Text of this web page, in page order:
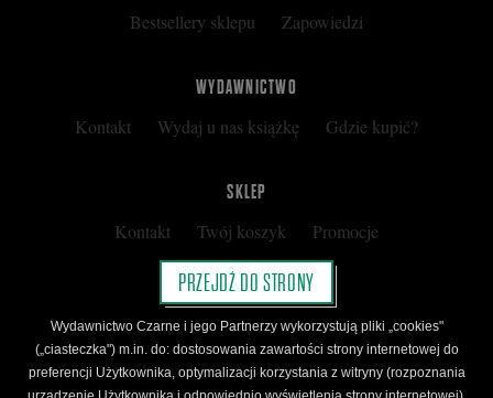
Bestsellery sklepu
Zapowiedzi
WYDAWNICTWO
Kontakt Wydaj u nas książkę Gdzie kupić?
SKLEP
Kontakt Twój koszyk
Promocje
Kup kartę podarunkową
Nota prawna
Regulamin
Polityka prywatności
Regulamin Klubu Czarnego
Regulamin Karty Podarunkowej
PRZEJDŹ DO STRONY
Wydawnictwo Czarne i jego Partnerzy wykorzystują pliki „cookies"
(„ciasteczka") m.in. do: dostosowania zawartości strony internetowej do
preferencji Użytkownika, optymalizacji korzystania z witryny (rozpoznania